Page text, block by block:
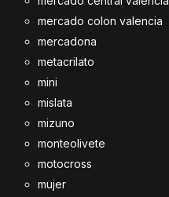
mercado colon valencia
mercadona
metacrilato
mini
mislata
mizuno
monteolivete
motocross
mujer